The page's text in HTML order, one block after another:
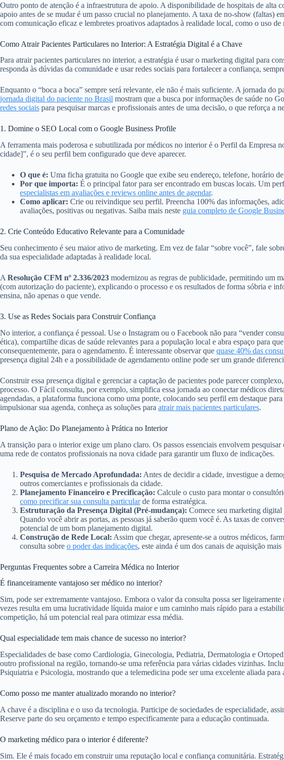
Outro ponto de atenção é a infraestrutura de apoio. A disponibilidade de hospitais de alta
apoio antes de se mudar é um passo crucial no planejamento. A taxa de no-show (faltas)
com comunicação eficaz e lembretes proativos adaptados à realidade local, como o uso
Como Atrair Pacientes Particulares no Interior: A Estratégia Digital é a Chave
Para atrair pacientes particulares no interior, a estratégia é usar o marketing digital para
responda às dúvidas da comunidade e usar redes sociais para fortalecer a confiança,
Enquanto o “boca a boca” sempre será relevante, ele não é mais suficiente. A jornada
jornada digital do paciente no Brasil mostram que a busca por informações de saúde no
redes sociais para pesquisar marcas e profissionais antes de uma decisão, o que reforça a
1. Domine o SEO Local com o Google Business Profile
A ferramenta mais poderosa e subutilizada por médicos no interior é o Perfil da
cidade]”, é o seu perfil bem configurado que deve aparecer.
O que é: Uma ficha gratuita no Google que exibe seu endereço, telefone, horário
Por que importa: É o principal fator para ser encontrado em buscas locais. Um
especialistas em avaliações e reviews online antes de agendar.
Como aplicar: Crie ou reivindique seu perfil. Preencha 100% das informações,
avaliações, positivas ou negativas. Saiba mais neste guia completo de Google
2. Crie Conteúdo Educativo Relevante para a Comunidade
Seu conhecimento é seu maior ativo de marketing. Em vez de falar “sobre você”, fale
da sua especialidade adaptadas à realidade local.
A Resolução CFM nº 2.336/2023 modernizou as regras de publicidade, permitindo um
(com autorização do paciente), explicando o processo e os resultados de forma sóbria e
ensina, não apenas o que vende.
3. Use as Redes Sociais para Construir Confiança
No interior, a confiança é pessoal. Use o Instagram ou o Facebook não para “vender
ética), compartilhe dicas de saúde relevantes para a população local e abra espaço para
consequentemente, para o agendamento. É interessante observar que quase 40% das
presença digital 24h e a possibilidade de agendamento online pode ser um grande
Construir essa presença digital e gerenciar a captação de pacientes pode parecer
processo. O Fácil consulta, por exemplo, simplifica essa jornada ao conectar médicos
agendadas, a plataforma funciona como uma ponte, colocando seu perfil em destaque
impulsionar sua agenda, conheça as soluções para atrair mais pacientes particulares.
Plano de Ação: Do Planejamento à Prática no Interior
A transição para o interior exige um plano claro. Os passos essenciais envolvem
uma rede de contatos profissionais na nova cidade para garantir um fluxo de indicações.
Pesquisa de Mercado Aprofundada: Antes de decidir a cidade, investigue a
outros comerciantes e profissionais da cidade.
Planejamento Financeiro e Precificação: Calcule o custo para montar o
como precificar sua consulta particularde forma estratégica.
Estruturação da Presença Digital (Pré-mudança): Comece seu marketing digital
Quando você abrir as portas, as pessoas já saberão quem você é. As taxas de
potencial de um bom planejamento digital.
Construção de Rede Local: Assim que chegar, apresente-se a outros médicos,
consulta sobre o poder das indicações, este ainda é um dos canais de aquisição
Perguntas Frequentes sobre a Carreira Médica no Interior
É financeiramente vantajoso ser médico no interior?
Sim, pode ser extremamente vantajoso. Embora o valor da consulta possa ser
vezes resulta em uma lucratividade líquida maior e um caminho mais rápido para a
competição, há um potencial real para otimizar essa média.
Qual especialidade tem mais chance de sucesso no interior?
Especialidades de base como Cardiologia, Ginecologia, Pediatria, Dermatologia e
outro profissional na região, tornando-se uma referência para várias cidades vizinhas.
Psiquiatria e Psicologia, mostrando que a telemedicina pode ser uma excelente aliada para
Como posso me manter atualizado morando no interior?
A chave é a disciplina e o uso da tecnologia. Participe de sociedades de especialidade,
Reserve parte do seu orçamento e tempo especificamente para a educação continuada.
O marketing médico para o interior é diferente?
Sim. Ele é mais focado em construir uma reputação local e confiança comunitária.